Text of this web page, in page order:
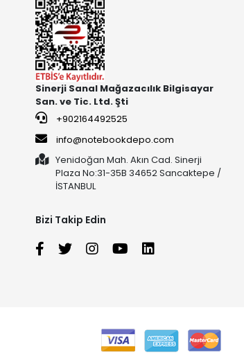
Sinerji Sanal Mağazacılık Bilgisayar
San. ve Tic. Ltd. Şti
+902164492525
info@notebookdepo.com
Yenidoğan Mah. Akın Cad. Sinerji
Plaza No:31-35B 34652 Sancaktepe /
İSTANBUL
Bizi Takip Edin